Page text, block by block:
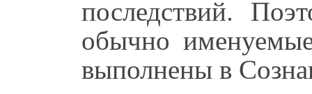
последствий.
обычно
выполнены в